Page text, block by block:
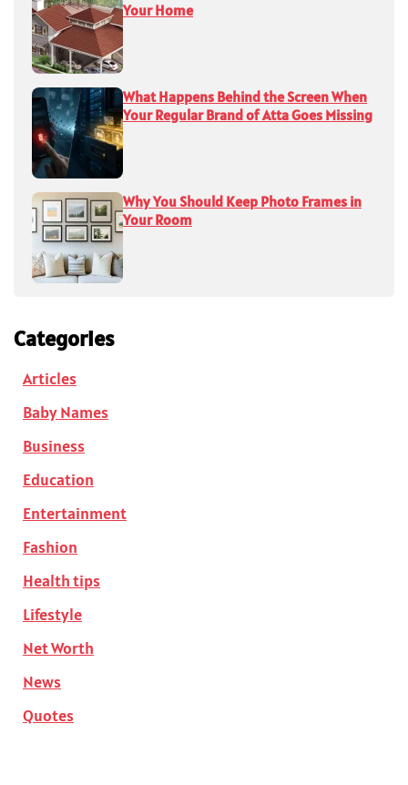
Your Home
What Happens Behind the Screen When
Your Regular Brand of Atta Goes Missing
Why You Should Keep Photo Frames in
Your Room
Categories
Articles
Baby Names
Business
Education
Entertainment
Fashion
Health tips
Lifestyle
Net Worth
News
Quotes